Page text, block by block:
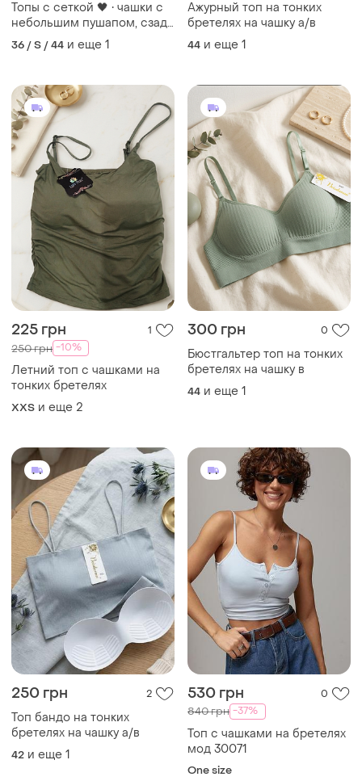
Топы с сеткой 🖤 • чашки с
небольшим пушапом, сзади
на застёжках • размер
единый 42/44 • цвета: мята,
19 см без бретелей
36 / S / 44 и еще 1
Ажурный топ на тонких
бретелях на чашку а/в
44 и еще 1
225 грн 1
250 грн -10%
Летний топ с чашками на
тонких бретелях
XХS и еще 2
300 грн 0
Бюстгальтер топ на тонких
бретелях на чашку в
44 и еще 1
250 грн 2
Топ бандо на тонких
бретелях на чашку а/в
42 и еще 1
530 грн 0
840 грн -37%
Топ с чашками на бретелях
мод 30071
One size